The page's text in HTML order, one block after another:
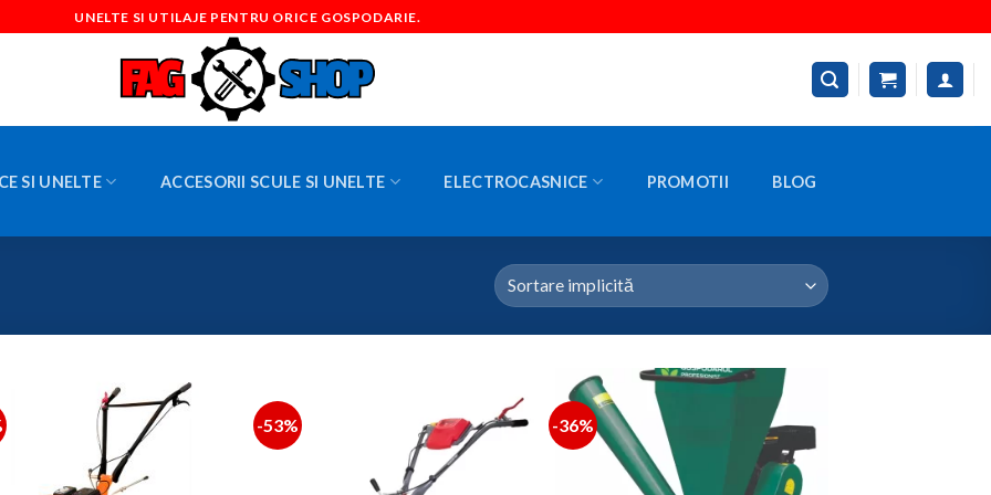
UNELTE SI UTILAJE PENTRU ORICE GOSPODARIE.
SI UNELTE ACCESORII SCULE SI UNELTE ELECTROCASNICE PROMOTII BLOG
-53% -36%